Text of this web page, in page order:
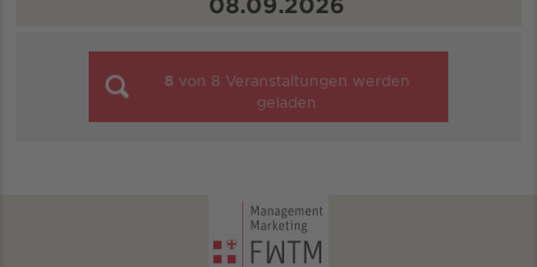
8 von 8 Veranstaltungen werden
geladen